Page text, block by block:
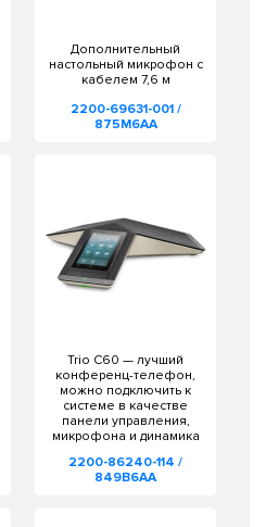
Дополнительный
настольный микрофон с
кабелем 7,6 м
2200-69631-001 /
875M6AA
Trio C60 — лучший
конференц-телефон,
можно подключить к
системе в качестве
панели управления,
микрофона и динамика
2200-86240-114 /
849B6AA